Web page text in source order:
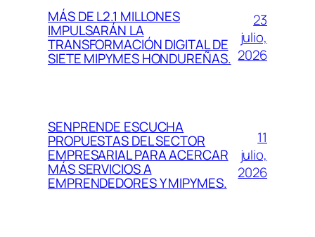
MÁS DE L2.1 MILLONES
IMPULSARÁN LA
TRANSFORMACIÓN DIGITAL DE
SIETE MIPYMES HONDUREÑAS.
23
julio,
2026
SENPRENDE ESCUCHA
PROPUESTAS DEL SECTOR
EMPRESARIAL PARA ACERCAR
MÁS SERVICIOS A
EMPRENDEDORES Y MIPYMES.
11
julio,
2026